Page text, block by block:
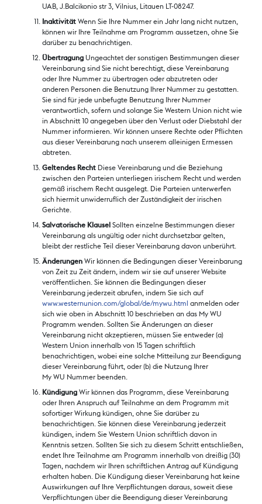
UAB, J.Balcikonio str 3, Vilnius, Litauen LT-08247.
Inaktivität Wenn Sie Ihre Nummer ein Jahr lang nicht nutzen,
können wir Ihre Teilnahme am Programm aussetzen, ohne Sie
darüber zu benachrichtigen.
Übertragung Ungeachtet der sonstigen Bestimmungen dieser
Vereinbarung sind Sie nicht berechtigt, diese Vereinbarung
oder Ihre Nummer zu übertragen oder abzutreten oder
anderen Personen die Benutzung Ihrer Nummer zu gestatten.
Sie sind für jede unbefugte Benutzung Ihrer Nummer
verantwortlich, sofern und solange Sie Western Union nicht wie
in Abschnitt 10 angegeben über den Verlust oder Diebstahl der
Nummer informieren. Wir können unsere Rechte oder Pflichten
aus dieser Vereinbarung nach unserem alleinigen Ermessen
abtreten.
Geltendes Recht Diese Vereinbarung und die Beziehung
zwischen den Parteien unterliegen irischem Recht und werden
gemäß irischem Recht ausgelegt. Die Parteien unterwerfen
sich hiermit unwiderruflich der Zuständigkeit der irischen
Gerichte.
Salvatorische Klausel Sollten einzelne Bestimmungen dieser
Vereinbarung als ungültig oder nicht durchsetzbar gelten,
bleibt der restliche Teil dieser Vereinbarung davon unberührt.
Änderungen Wir können die Bedingungen dieser Vereinbarung
von Zeit zu Zeit ändern, indem wir sie auf unserer Website
veröffentlichen. Sie können die Bedingungen dieser
Vereinbarung jederzeit abrufen, indem Sie sich auf
www.westernunion.com/global/de/mywu.html anmelden oder
sich wie oben in Abschnitt 10 beschrieben an das My WU
Programm wenden. Sollten Sie Änderungen an dieser
Vereinbarung nicht akzeptieren, müssen Sie entweder (a)
Western Union innerhalb von 15 Tagen schriftlich
benachrichtigen, wobei eine solche Mitteilung zur Beendigung
dieser Vereinbarung führt, oder (b) die Nutzung Ihrer
My WU Nummer beenden.
Kündigung Wir können das Programm, diese Vereinbarung
oder Ihren Anspruch auf Teilnahme an dem Programm mit
sofortiger Wirkung kündigen, ohne Sie darüber zu
benachrichtigen. Sie können diese Vereinbarung jederzeit
kündigen, indem Sie Western Union schriftlich davon in
Kenntnis setzen. Sollten Sie sich zu diesem Schritt entschließen,
endet Ihre Teilnahme am Programm innerhalb von dreißig (30)
Tagen, nachdem wir Ihren schriftlichen Antrag auf Kündigung
erhalten haben. Die Kündigung dieser Vereinbarung hat keine
Auswirkungen auf Ihre Verpflichtungen daraus, soweit diese
Verpflichtungen über die Beendigung dieser Vereinbarung